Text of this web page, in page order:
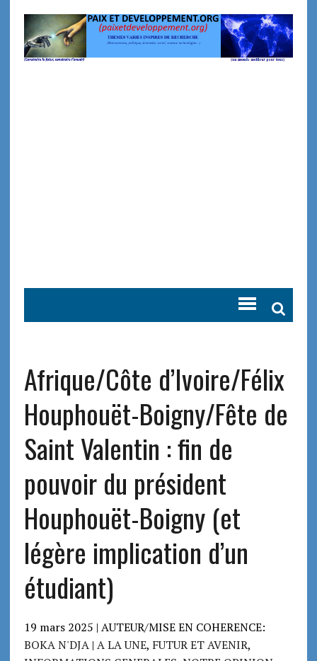
Afrique/Côte d’Ivoire/Félix
Houphouët-Boigny/Fête de
Saint Valentin : fin de
pouvoir du président
Houphouët-Boigny (et
légère implication d’un
étudiant)
19 mars 2025 | AUTEUR/MISE EN COHERENCE:
BOKA N'DJA| A LA UNE, FUTUR ET AVENIR,